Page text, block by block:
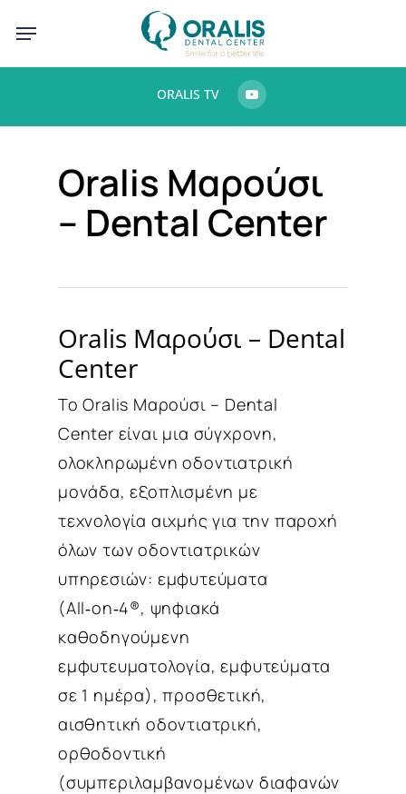
to
main
Menu
ORALIS TV
Oralis Μαρούσι
– Dental Center
Oralis Μαρούσι – Dental
Center
Το Oralis Μαρούσι – Dental
Center είναι μια σύγχρονη,
ολοκληρωμένη οδοντιατρική
μονάδα, εξοπλισμένη με
τεχνολογία αιχμής για την παροχή
όλων των οδοντιατρικών
υπηρεσιών: εμφυτεύματα
(All‑on‑4®, ψηφιακά
καθοδηγούμενη
εμφυτευματολογία, εμφυτεύματα
σε 1 ημέρα), προσθετική,
αισθητική οδοντιατρική,
ορθοδοντική
(συμπεριλαμβανομένων διαφανών